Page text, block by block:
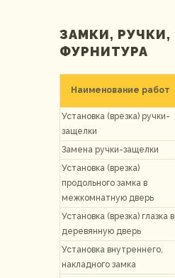
ЗАМКИ, РУЧКИ,
ФУРНИТУРА
Наименование работ
Установка (врезка) ручки-
защелки
Замена ручки-защелки
Установка (врезка)
продольного замка в
межкомнатную дверь
Установка (врезка) глазка в
деревянную дверь
Установка внутреннего,
накладного замка